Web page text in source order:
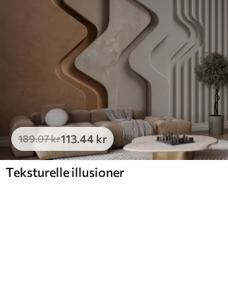
189.07kr113.44 kr
Teksturelle illusioner